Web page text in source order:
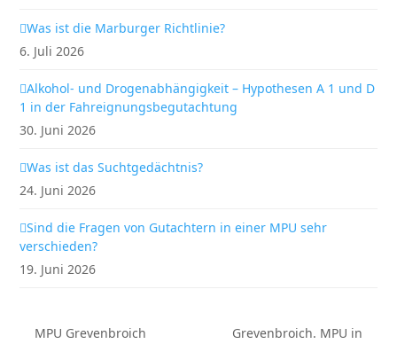
Was ist die Marburger Richtlinie?
6. Juli 2026
Alkohol- und Drogenabhängigkeit – Hypothesen A 1 und D
1 in der Fahreignungsbegutachtung
30. Juni 2026
Was ist das Suchtgedächtnis?
24. Juni 2026
Sind die Fragen von Gutachtern in einer MPU sehr
verschieden?
19. Juni 2026
MPU Grevenbroich
Grevenbroich. MPU in